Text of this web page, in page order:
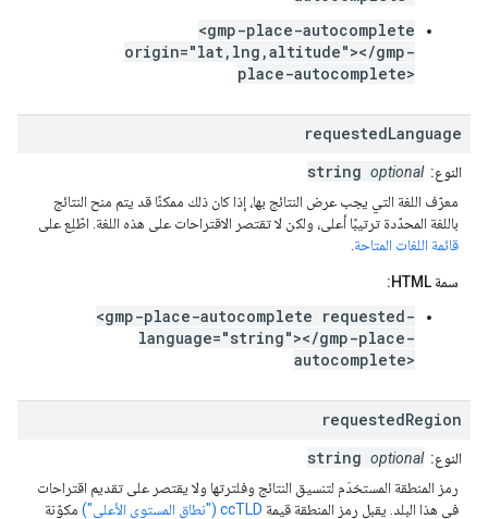
<gmp-place-autocomplete
origin="lat,lng,altitude"></gmp-
place-autocomplete>
requestedLanguage
النوع: string optional
معرّف اللغة التي يجب عرض النتائج بها، إذا كان ذلك ممكنًا قد يتم منح النتائج
باللغة المحدّدة ترتيبًا أعلى، ولكن لا تقتصر الاقتراحات على هذه اللغة. اطّلِع على
قائمة اللغات المتاحة.
سمة HTML:
<gmp-place-autocomplete requested-
language="string"></gmp-place-
autocomplete>
requestedRegion
النوع: string optional
رمز المنطقة المستخدَم لتنسيق النتائج وفلترتها ولا يقتصر على تقديم اقتراحات
في هذا البلد. يقبل رمز المنطقة قيمة ccTLD ("نطاق المستوى الأعلى")
مكوّنة